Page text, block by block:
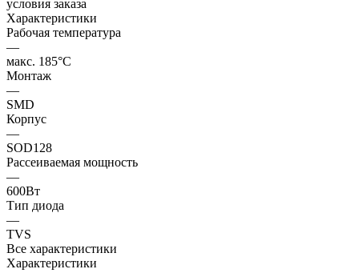
условия заказа
Характеристики
Рабочая температура
—
макс. 185°C
Монтаж
—
SMD
Корпус
—
SOD128
Рассеиваемая мощность
—
600Вт
Тип диода
—
TVS
Все характеристики
Характеристики